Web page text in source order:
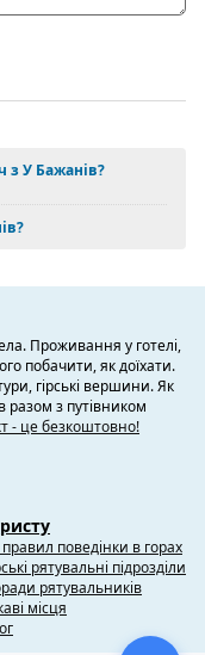
з У Бажанів?
Проживання у готелі,
побачити, як доїхати.
гірські вершини. Як
разом з путівником
- це безкоштовно!
поведінки в горах
рятувальні підрозділи
рятувальників
місця